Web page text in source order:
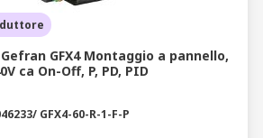
GFX4 Montaggio a pannello,
ca On-Off, P, PD, PID
GFX4-60-R-1-F-P